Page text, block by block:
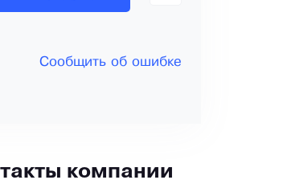
Сообщить об ошибке
компании